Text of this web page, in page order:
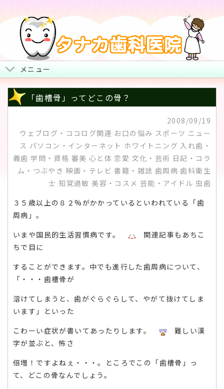
メニュー
トップページ
地図・診療時間・お休み
治療について
スタッフ紹介・院内風景
「歯槽骨」ってどこの骨？
2008/09/19
ウェブログ・ココログ関連 お口の悩み スポーツ ニュー
ス パソコン・インターネット ホワイトニング 入れ歯・
義歯 学問・資格 審美 心と体 恋愛 文化・芸術 日記・コラ
ム・つぶやき 映画・テレビ 書籍・雑誌 歯周病 歯科衛生
士 知覚過敏 美容・コスメ 芸能・アイドル 虫歯
３５歳以上の８２%がかかっているといわれている「歯
周病」。
いまや国民的生活習慣病です。
関連記事もあちこ
ちで目に
することができます。中でも進行した歯周病について、
「・・・歯槽骨が
溶けてしまうと、歯がぐらぐらして、やがて抜けてしま
います」といった
こわーい症状が書いてあったりします。
難しい漢
字が並ぶと、怖さ
倍増！ですよねぇ・・・。ところでこの「歯槽骨」っ
て、どこの骨なんでしょう。